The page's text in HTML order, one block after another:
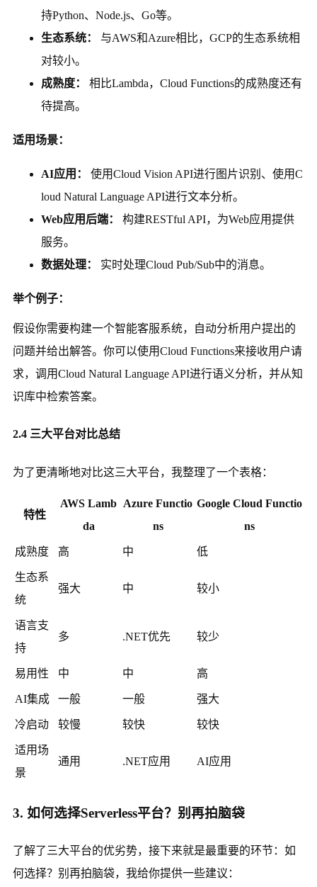
持Python、Node.js、Go等。
生态系统：
与AWS和Azure相比，GCP的生态系统相
对较小。
成熟度：
相比Lambda，Cloud Functions的成熟度还有
待提高。
适用场景：
AI应用：
使用Cloud Vision API进行图片识别、使用C
loud Natural Language API进行文本分析。
Web应用后端：
构建RESTful API，为Web应用提供
服务。
数据处理：
实时处理Cloud Pub/Sub中的消息。
举个例子：
假设你需要构建一个智能客服系统，自动分析用户提出的
问题并给出解答。你可以使用Cloud Functions来接收用户请
求，调用Cloud Natural Language API进行语义分析，并从知
识库中检索答案。
2.4 三大平台对比总结
为了更清晰地对比这三大平台，我整理了一个表格：
特性
AWS Lamb
da
Azure Functio
ns
Google Cloud Functio
ns
成熟度 高 中 低
生态系
统
强大 中 较小
语言支
持
多 .NET优先 较少
易用性 中 中 高
AI集成 一般 一般 强大
冷启动 较慢 较快 较快
适用场
景
通用 .NET应用 AI应用
3. 如何选择Serverless平台？别再拍脑袋
了解了三大平台的优劣势，接下来就是最重要的环节：如
何选择？别再拍脑袋，我给你提供一些建议：